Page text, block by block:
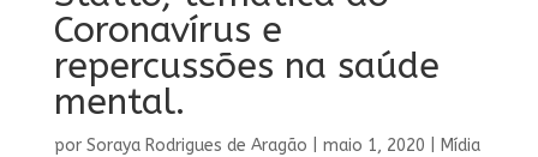
Coronavírus e
repercussões na saúde
mental.
por Soraya Rodrigues de Aragão maio 1, 2020
Mídia